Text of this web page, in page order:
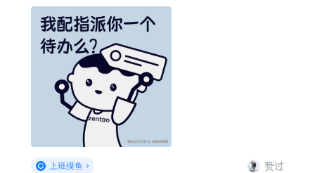
上班摸鱼 赞过